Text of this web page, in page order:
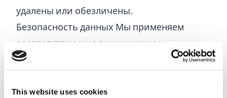
This website uses cookies
удалены или обезличены.
Безопасность данных Мы применяем
соответствующие технические и
организационные меры для защиты ваших
несанкционированного доступа,